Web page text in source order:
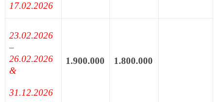
17.02.2026
23.02.2026
–
26.02.2026
&
31.12.2026
1.900.000 1.800.000